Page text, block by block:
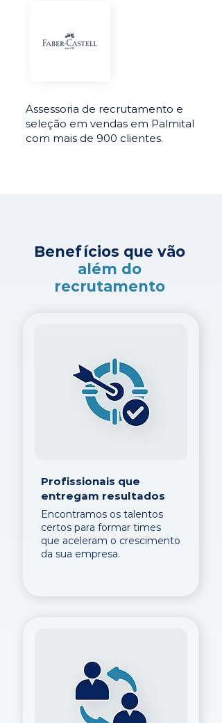
Assessoria de recrutamento e
seleção em vendas em Palmital
com mais de 900 clientes.
Benefícios que vão
além do
recrutamento
Profissionais que
entregam resultados
Encontramos os talentos
certos para formar times
que aceleram o crescimento
da sua empresa.